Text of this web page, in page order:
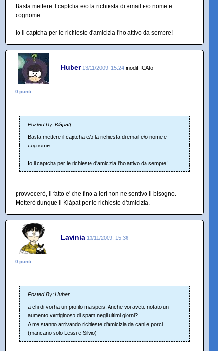
Basta mettere il captcha e/o la richiesta di email e/o nome e
cognome...
Io il captcha per le richieste d'amicizia l'ho attivo da sempre!
Huber 13/11/2009, 15:24 modiFICAto
0 punti
Posted By: Klàpatʃ
Basta mettere il captcha e/o la richiesta di email e/o nome e
cognome...
Io il captcha per le richieste d'amicizia l'ho attivo da sempre!
provvederò, il fatto e' che fino a ieri non ne sentivo il bisogno.
Metterò dunque il Klàpat per le richieste d'amicizia.
Lavinia 13/11/2009, 15:36
0 punti
Posted By: Huber
a chi di voi ha un profilo maispeis. Anche voi avete notato un
aumento vertiginoso di spam negli ultimi giorni?
A me stanno arrivando richieste d'amicizia da cani e porci...
(mancano solo Lessi e Silvio)